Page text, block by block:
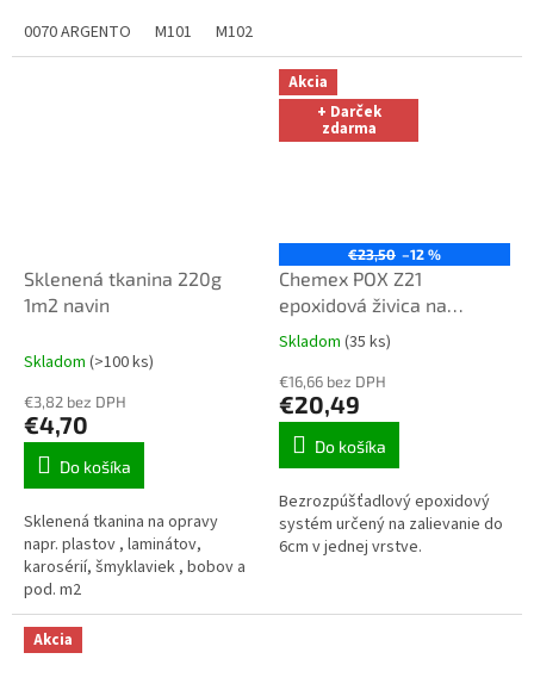
Miešaná farba sa nedá vrátiť!!
0070 ARGENTO M101 M102
Sklenená tkanina 220g
1m2 navin
Skladom (>100 ks)
€3,82 bez DPH
€4,70
Do košíka
Sklenená tkanina na opravy
napr. plastov , laminátov,
karosérií, šmyklaviek , bobov a
pod. m2
Akcia
+ Darček
zdarma
€23,50 –12 %
Chemex POX Z21
epoxidová živica na
zalievanie číra 1,29 kg TOP
Priemerné
produktu
je
3,3
hviezdičiek.
Skladom (35 ks)
€16,66 bez DPH
€20,49
Do košíka
Bezrozpúšťadlový epoxidový
systém určený na zalievanie do
6cm v jednej vrstve.
Akcia